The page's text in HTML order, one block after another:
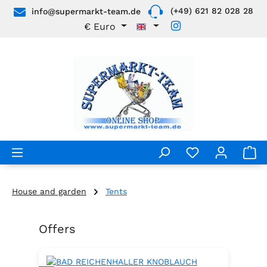
Skip to main content
info@supermarkt-team.de (+49) 621 82 028 28
€ Euro
House and garden Tents
Skip product gallery
Offers